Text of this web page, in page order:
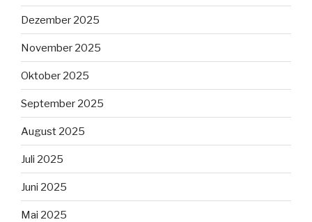
Dezember 2025
November 2025
Oktober 2025
September 2025
August 2025
Juli 2025
Juni 2025
Mai 2025